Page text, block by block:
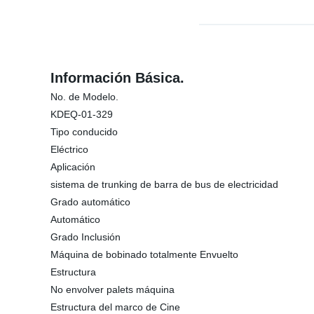
Información Básica.
No. de Modelo.
KDEQ-01-329
Tipo conducido
Eléctrico
Aplicación
sistema de trunking de barra de bus de electricidad
Grado automático
Automático
Grado Inclusión
Máquina de bobinado totalmente Envuelto
Estructura
No envolver palets máquina
Estructura del marco de Cine